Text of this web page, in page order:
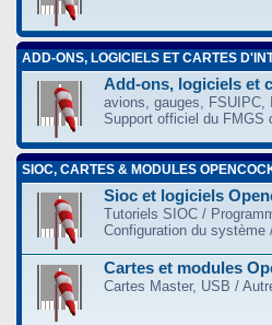
ADD-ONS, LOGICIELS ET CARTES
Add-ons, logiciels et
avions, gauges, FSUIPC,
Support officiel du FMGS
SIOC, CARTES & MODULES
Sioc et logiciels
Tutoriels SIOC /
Configuration du système
Cartes et modules
Cartes Master, USB /